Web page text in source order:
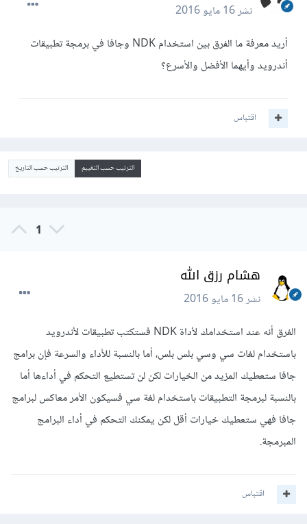
نشر16 مايو 2016
أريد معرفة ما الفرق بين استخدام NDK وجافا في برمجة تطبيقات
أندرويد وأيهما الأفضل والأسرع؟
اقتباس
الترتيب حسب التقييم الترتيب حسب التاريخ
1
هشام رزق الله
نشر16 مايو 2016
الفرق أنه عند استخدامك لأداة NDK فستكتب تطبيقات لأندرويد
باستخدام لغات سي وسي بلس بلس، أما بالنسبة للأداء والسرعة فإن برامج
جافا ستعطيك المزيد من الخيارات لكن لن تستطيع التحكم في أداءها أما
بالنسبة لبرمجة التطبيقات باستخدام لغة سي فسيكون الأمر معاكس لبرامج
جافا فهي ستعطيك خيارات أقل لكن يمكنك التحكم في أداء البرامج
المبرمجة.
اقتباس